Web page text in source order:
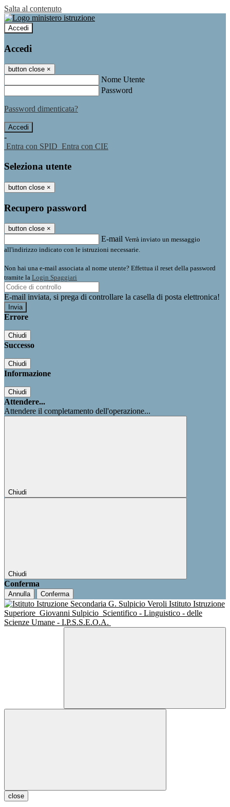
Salta al contenuto
Accedi
Accedi
button close ×
Nome Utente
Password
Password dimenticata?
-
Entra con SPID Entra con CIE
Seleziona utente
button close ×
Recupero password
button close ×
E-mail Verrà inviato un messaggio
all'indirizzo indicato con le istruzioni necessarie.
Non hai una e-mail associata al nome utente? Effettua il reset della password
tramite la Login Spaggiari
E-mail inviata, si prega di controllare la casella di posta elettronica!
Errore
Chiudi
Successo
Chiudi
Informazione
Chiudi
Attendere...
Attendere il completamento dell'operazione...
Chiudi
Chiudi
Conferma
Annulla Conferma
Istituto Istruzione
Superiore Giovanni Sulpicio Scientifico - Linguistico - delle
Scienze Umane - I.P.S.S.E.O.A.
close